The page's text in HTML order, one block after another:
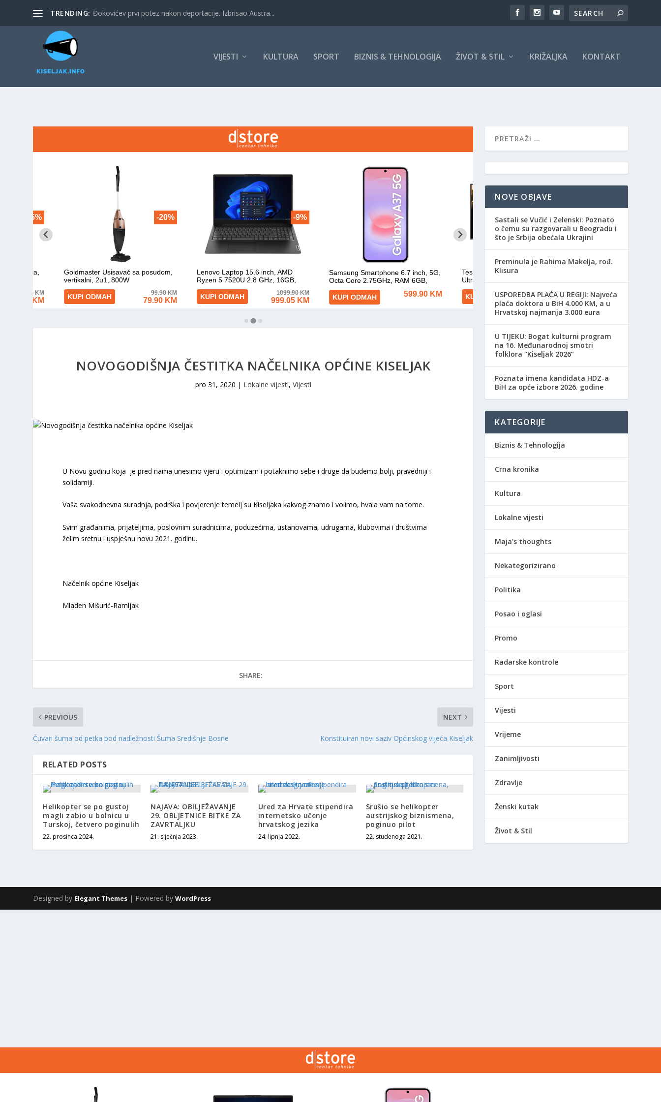
TRENDING: Đokovićev prvi potez nakon deportacije. Izbrisao Austra...
VIJESTI KULTURA SPORT BIZNIS & TEHNOLOGIJA ŽIVOT & STIL KRIŽALJKA KONTAKT
NOVOGODIŠNJA ČESTITKA NAČELNIKA OPĆINE KISELJAK
pro 31, 2020 | Lokalne vijesti, Vijesti
U Novu godinu koja je pred nama unesimo vjeru i optimizam i potaknimo sebe i druge da budemo bolji, pravedniji i
solidarniji.
Vaša svakodnevna suradnja, podrška i povjerenje temelj su Kiseljaka kakvog znamo i volimo, hvala vam na tome.
Svim građanima, prijateljima, poslovnim suradnicima, poduzećima, ustanovama, udrugama, klubovima i društvima
želim sretnu i uspješnu novu 2021. godinu.
Načelnik općine Kiseljak
Mladen Mišurić-Ramljak
SHARE:
PREVIOUS
Čuvari šuma od petka pod nadležnosti Šuma Središnje Bosne
NEXT
Konstituiran novi saziv Općinskog vijeća Kiseljak
RELATED POSTS
Helikopter se po gustoj
magli zabio u bolnicu u
Turskoj, četvero poginulih
22. prosinca 2024.
NAJAVA: OBILJEŽAVANJE
29. OBLJETNICE BITKE ZA
ZAVRTALJKU
21. siječnja 2023.
Ured za Hrvate stipendira
internetsko učenje
hrvatskog jezika
24. lipnja 2022.
Srušio se helikopter
austrijskog biznismena,
poginuo pilot
22. studenoga 2021.
NOVE OBJAVE
Sastali se Vučić i Zelenski: Poznato
o čemu su razgovarali u Beogradu i
što je Srbija obećala Ukrajini
Preminula je Rahima Makelja, rođ.
Klisura
USPOREDBA PLAĆA U REGIJI: Najveća
plaća doktora u BiH 4.000 KM, a u
Hrvatskoj najmanja 3.000 eura
​U TIJEKU: Bogat kulturni program
na 16. Međunarodnoj smotri
folklora “Kiseljak 2026”
Poznata imena kandidata HDZ-a
BiH za opće izbore 2026. godine
KATEGORIJE
Biznis & Tehnologija
Crna kronika
Kultura
Lokalne vijesti
Maja's thoughts
Nekategorizirano
Politika
Posao i oglasi
Promo
Radarske kontrole
Sport
Vijesti
Vrijeme
Zanimljivosti
Zdravlje
Ženski kutak
Život & Stil
Designed by Elegant Themes | Powered byWordPress